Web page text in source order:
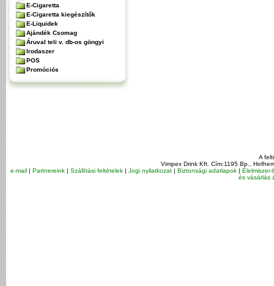
E-Cigaretta
E-Cigaretta kiegészítők
E-Liquidek
Ajándék Csomag
Áruval teli v. db-os göngyi
Irodaszer
POS
Promóciós
A
Vimpex Drink Kft. Cím:1195 Bp.,
e-mail| Partnereink| Szállítási feltételek| Jogi nyilatkozat| Biztonsági adatlapok|
és vásárlás